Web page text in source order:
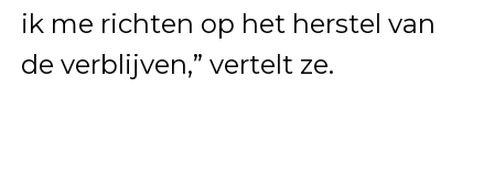
ik me richten op het herstel van
de verblijven,” vertelt ze.